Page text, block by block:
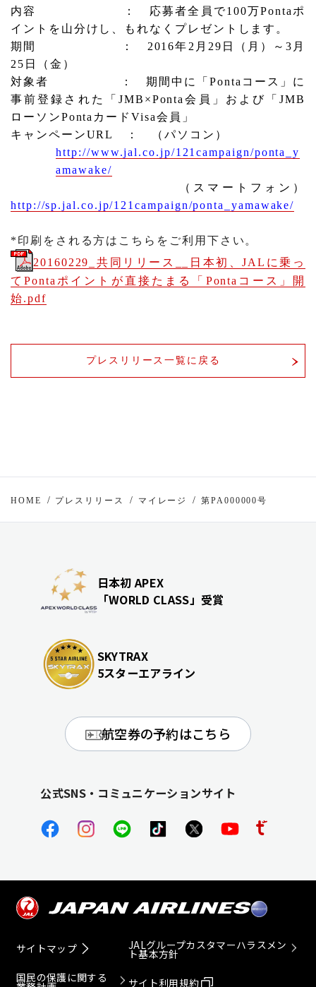
内容 ： 応募者全員で100万Ponta ポ
イントを山分けし、もれなくプレゼントします。
期間
： 2016年 2 月 29 日（月）～ 3 月
25 日（金）
対象者
： 期間中に「Ponta コース」に
事前登録された「 JMB ×Ponta 会員」および 「JMB
ローソンPonta カードVisa会員」
キャンペーンURL
： （パソコン）
http://www.jal.co.jp/121campaign/ponta_y
amawake/
（スマートフォン）
http://sp.jal.co.jp/121campaign/ponta_yamawake/
*印刷をされる方はこちらをご利用下さい。
20160229_共同リリース__日本初、JALに乗っ
てPontaポイントが直接たまる「Pontaコース」開
始.pdf
プレスリリース一覧に戻る
HOME プレスリリース マイレージ 第PA000000号
日本初 APEX
「WORLD CLASS」受賞
SKYTRAX
5スターエアライン
航空券の予約はこちら
公式SNS・コミュニケーションサイト
サイトマップ
国民の保護に関する
JALグループカスタマーハラスメン
ト基本方針
サイト利用規約